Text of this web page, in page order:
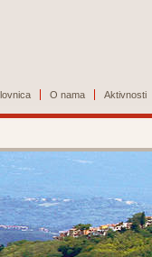
O nama Aktivnosti